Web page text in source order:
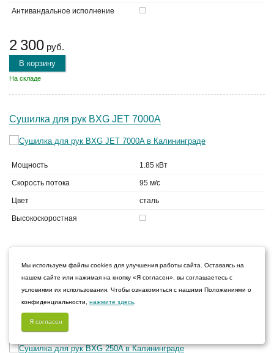
Антивандальное исполнение
2 300 руб.
В корзину
На складе
Сушилка для рук BXG JET 7000A
Мощность 1.85 кВт
Скорость потока 95 м/с
Цвет сталь
Высокоскоростная
59 500
Сушилка для рук BXG 250A
Мы используем файлы cookies для улучшения работы сайта. Оставаясь на
нашем сайте или нажимая на кнопку «Я согласен», вы соглашаетесь с
условиями их использования. Чтобы ознакомиться с нашими Положениями о
конфиденциальности, нажмите здесь
Я согласен